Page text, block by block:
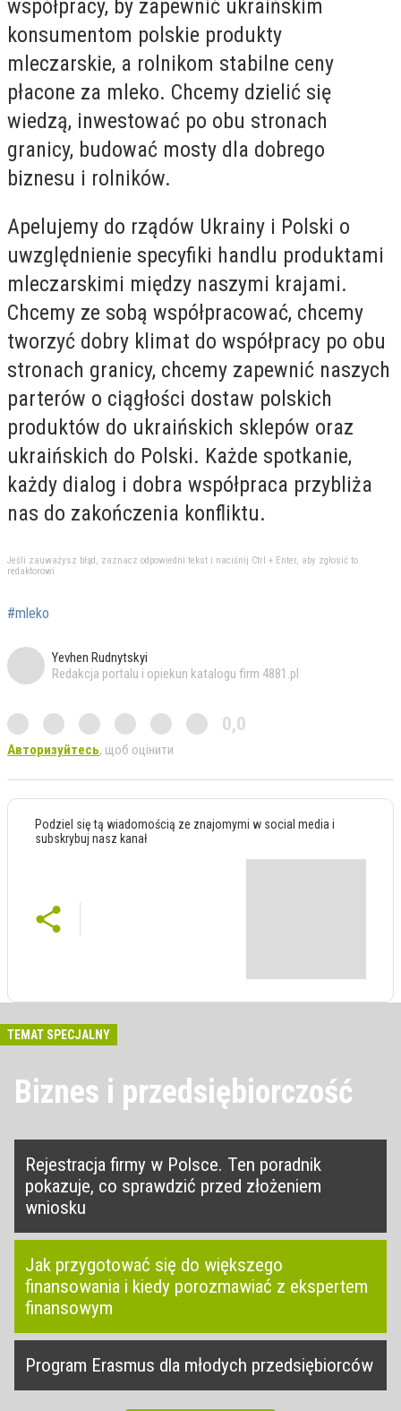
współpracy, by zapewnić ukraińskim
konsumentom polskie produkty
mleczarskie, a rolnikom stabilne ceny
płacone za mleko. Chcemy dzielić się
wiedzą, inwestować po obu stronach
granicy, budować mosty dla dobrego
biznesu i rolników.
Apelujemy do rządów Ukrainy i Polski o
uwzględnienie specyfiki handlu produktami
mleczarskimi między naszymi krajami.
Chcemy ze sobą współpracować, chcemy
tworzyć dobry klimat do współpracy po obu
stronach granicy, chcemy zapewnić naszych
parterów o ciągłości dostaw polskich
produktów do ukraińskich sklepów oraz
ukraińskich do Polski. Każde spotkanie,
każdy dialog i dobra współpraca przybliża
nas do zakończenia konfliktu.
Jeśli zauważysz błąd, zaznacz odpowiedni tekst i naciśnij Ctrl + Enter, aby zgłosić to
redaktorowi
#mleko
Yevhen Rudnytskyi
Redakcja portalu i opiekun katalogu firm 4881.pl
0,0
Авторизуйтесь, щоб оцінити
Podziel się tą wiadomością ze znajomymi w social media i
subskrybuj nasz kanał
TEMAT SPECJALNY
Biznes i przedsiębiorczość
Rejestracja firmy w Polsce. Ten poradnik
pokazuje, co sprawdzić przed złożeniem
wniosku
Jak przygotować się do większego
finansowania i kiedy porozmawiać z ekspertem
finansowym
Program Erasmus dla młodych przedsiębiorców